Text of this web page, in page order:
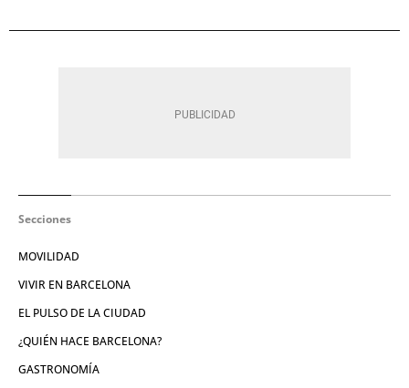
Secciones
MOVILIDAD
VIVIR EN BARCELONA
EL PULSO DE LA CIUDAD
¿QUIÉN HACE BARCELONA?
GASTRONOMÍA